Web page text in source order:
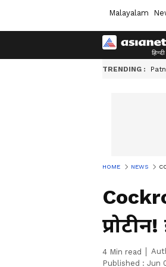
Malayalam
TRENDING :
HOME NEWS
4 Min read
Published : Jun